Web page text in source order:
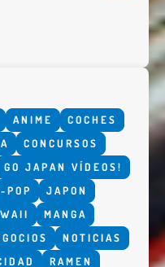
ANIME
COCHES
CONCURSOS
GO JAPAN VÍDEOS!
POP
JAPON
MANGA
NOTICIAS
RAMEN